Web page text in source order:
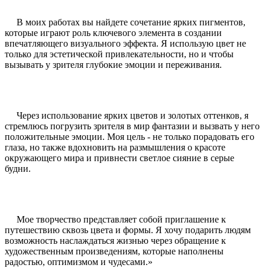
В моих работах вы найдете сочетание ярких пигментов,
которые играют роль ключевого элемента в создании
впечатляющего визуального эффекта. Я использую цвет не
только для эстетической привлекательности, но и чтобы
вызывать у зрителя глубокие эмоции и переживания.
Через использование ярких цветов и золотых оттенков, я
стремлюсь погрузить зрителя в мир фантазии и вызвать у него
положительные эмоции. Моя цель - не только порадовать его
глаза, но также вдохновить на размышления о красоте
окружающего мира и привнести светлое сияние в серые
будни.
Мое творчество представляет собой приглашение к
путешествию сквозь цвета и формы. Я хочу подарить людям
возможность наслаждаться жизнью через обращение к
художественным произведениям, которые наполнены
радостью, оптимизмом и чудесами.»